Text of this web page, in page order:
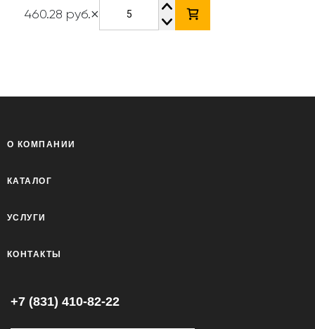
460.28 руб.×
О КОМПАНИИ
КАТАЛОГ
УСЛУГИ
КОНТАКТЫ
+7 (831) 410-82-22